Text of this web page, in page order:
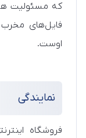
که مسئولیت
فایل‌های
اوست.
نمایندگی
فروشگاه